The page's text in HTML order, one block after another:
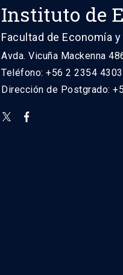
Instituto de
Facultad de Economía
Avda. Vicuña Mackenna
Teléfono: +56 2 2354 4303
Dirección de Postgrado: